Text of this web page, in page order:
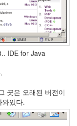
IDE for Java
곳은 오래된 버전이
와있다.